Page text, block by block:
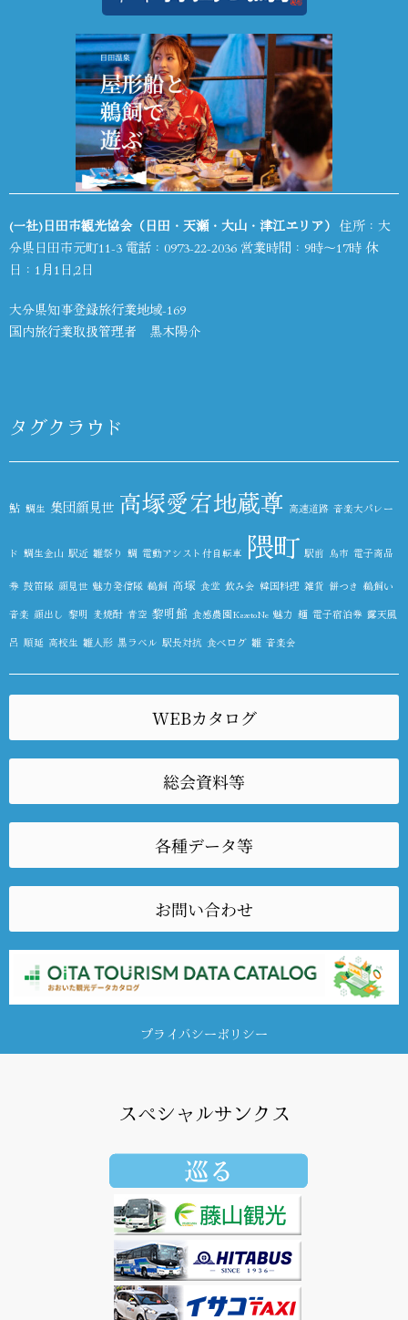
(一社)日田市観光協会（日田・天瀬・大山・津江エリア） 住所：大
分県日田市元町11-3 電話： 0973-22-2036 営業時間：9時～17時 休
日：1月1日,2日
大分県知事登録旅行業地域-169
国内旅行業取扱管理者 黒木陽介
タグクラウド
鮎 鯛生 集団顔見世 高塚愛宕地蔵尊 高速道路 音楽大パレー
ド 鯛生金山 駅近 雛祭り 鯛 電動アシスト付自転車 隈町 駅前 鳥市 電子商品
券 鼓笛隊 顔見世 魅力発信隊 鵜飼 高塚 食堂 飲み会 韓国料理 雑貨 餅つき 鵜飼い
音楽 顔出し 黎明 麦焼酎 青空 黎明館 食感農園KazetoNe 魅力 麺 電子宿泊券 露天風
呂 順延 高校生 雛人形 黒ラベル 駅長対抗 食べログ 雛 音楽会
WEBカタログ
総会資料等
各種データ等
お問い合わせ
プライバシーポリシー
スペシャルサンクス